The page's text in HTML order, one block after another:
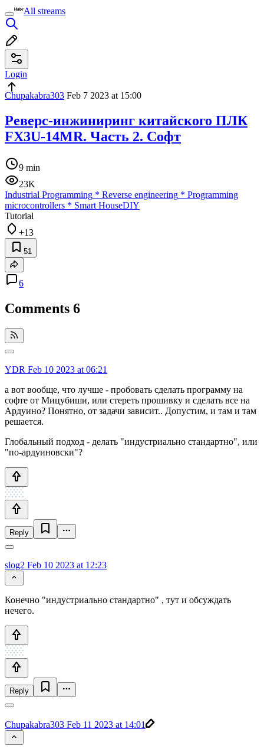
All streams
Login
Chupakabra303 Feb 7 2023 at 15:00
Реверс-инжиниринг китайского ПЛК
FX3U-14MR. Часть 2. Софт
9 min
23K
Industrial Programming * Reverse engineering * Programming
microcontrollers * Smart HouseDIY
Tutorial
+13
51
6
Comments 6
YDR Feb 10 2023 at 06:21
а вот вообще, что лучше - пробовать сделать программу на
софте от Мицубиши, или стереть прошивку и сделать все на
Ардуино? Понятно, от задачи зависит.. Допустим, и там и там
решается.
Глобальный подход - делать "индустриально стандартно", или
"по-ардуиновски"?
Reply
slog2 Feb 10 2023 at 12:23
Конечно "индустриально стандартно" , тут и обсуждать
нечего.
Reply
Chupakabra303 Feb 11 2023 at 14:01